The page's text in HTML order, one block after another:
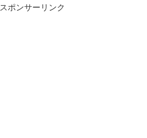
スポンサーリンク